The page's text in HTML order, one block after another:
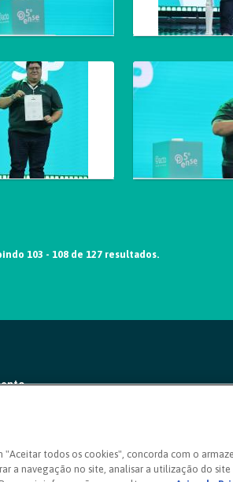
103 - 108 de 127 resultados.
"Aceitar todos os cookies", concorda com o
a navegação no site, analisar a utilização do site